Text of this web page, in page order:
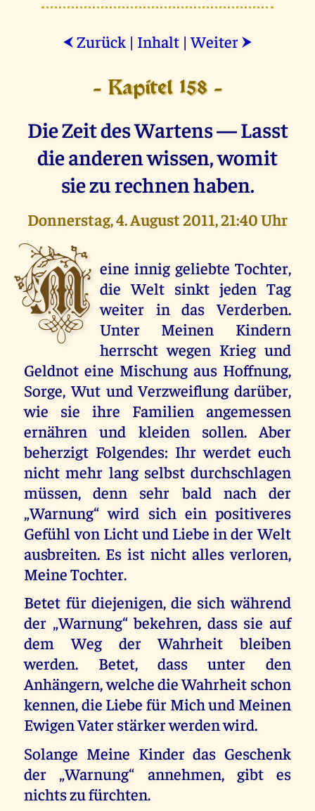
⮜ Zurück | Inhalt |Weiter ⮞
- Kapitel 158 -
Die Zeit des Wartens — Lasst
die anderen wissen, womit
sie zu rechnen haben.
Donnerstag, 4. August 2011, 21:40 Uhr
M eine innig geliebte Tochter,
die Welt sinkt jeden Tag
weiter in das Verderben.
Unter Meinen Kindern
herrscht wegen Krieg und
Geldnot eine Mischung aus Hoffnung,
Sorge, Wut und Verzweiflung darüber,
wie sie ihre Familien angemessen
ernähren und kleiden sollen. Aber
beherzigt Folgendes: Ihr werdet euch
nicht mehr lang selbst durchschlagen
müssen, denn sehr bald nach der
„Warnung“ wird sich ein positiveres
Gefühl von Licht und Liebe in der Welt
ausbreiten. Es ist nicht alles verloren,
Meine Tochter.
Betet für diejenigen, die sich während
der „Warnung“ bekehren, dass sie auf
dem Weg der Wahrheit bleiben
werden. Betet, dass unter den
Anhängern, welche die Wahrheit schon
kennen, die Liebe für Mich und Meinen
Ewigen Vater stärker werden wird.
Solange Meine Kinder das Geschenk
der „Warnung“ annehmen, gibt es
nichts zu fürchten.